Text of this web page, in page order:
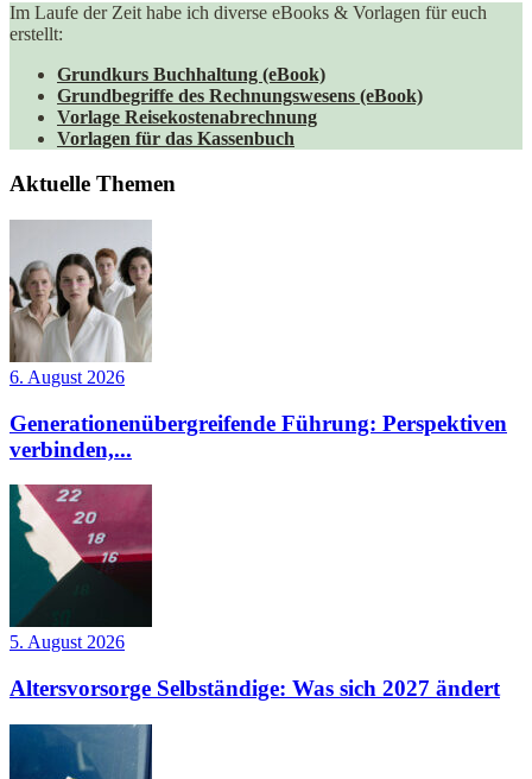
Im Laufe der Zeit habe ich diverse eBooks & Vorlagen für euch
erstellt:
Grundkurs Buchhaltung (eBook)
Grundbegriffe des Rechnungswesens (eBook)
Vorlage Reisekostenabrechnung
Vorlagen für das Kassenbuch
Aktuelle Themen
6. August 2026
Generationenübergreifende Führung: Perspektiven
verbinden,...
5. August 2026
Altersvorsorge Selbständige: Was sich 2027 ändert